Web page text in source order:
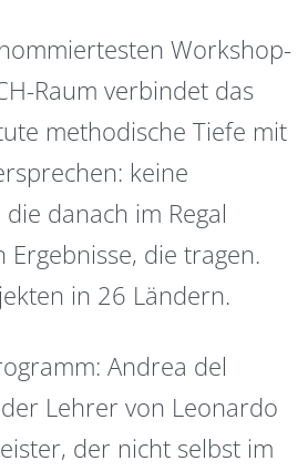
Workshop-
Raum verbindet das
methodische Tiefe mit
keine
danach im Regal
die tragen.
in 26 Ländern.
Andrea del
Lehrer von Leonardo
der nicht selbst im